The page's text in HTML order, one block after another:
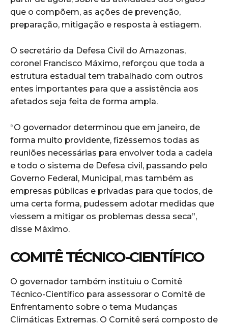
que o compõem, as ações de prevenção,
preparação, mitigação e resposta à estiagem.
O secretário da Defesa Civil do Amazonas,
coronel Francisco Máximo, reforçou que toda a
estrutura estadual tem trabalhado com outros
entes importantes para que a assistência aos
afetados seja feita de forma ampla.
“O governador determinou que em janeiro, de
forma muito providente, fizéssemos todas as
reuniões necessárias para envolver toda a cadeia
e todo o sistema de Defesa civil, passando pelo
Governo Federal, Municipal, mas também as
empresas públicas e privadas para que todos, de
uma certa forma, pudessem adotar medidas que
viessem a mitigar os problemas dessa seca”,
disse Máximo.
COMITÊ TÉCNICO-CIENTÍFICO
O governador também instituiu o Comitê
Técnico-Científico para assessorar o Comitê de
Enfrentamento sobre o tema Mudanças
Climáticas Extremas. O Comitê será composto de